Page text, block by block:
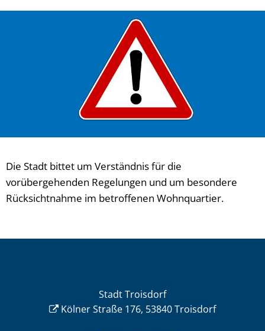
Die Stadt bittet um Verständnis für die
vorübergehenden Regelungen und um besondere
Rücksichtnahme im betroffenen Wohnquartier.
Stadt Troisdorf
Kölner Straße 176, 53840 Troisdorf